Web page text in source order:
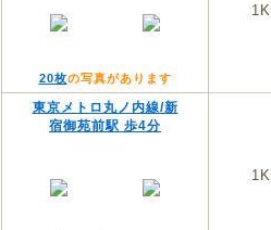
20枚の写真があります
1K
東京メトロ丸ノ内線/新
宿御苑前駅 歩4分
1K